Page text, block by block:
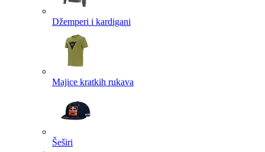
Džemperi i kardigani
Majice kratkih rukava
Šeširi